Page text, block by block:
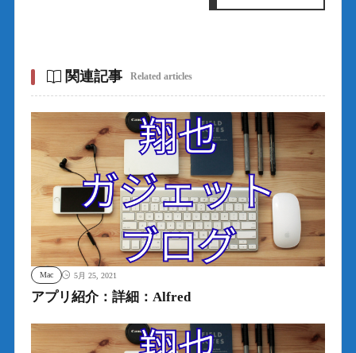
関連記事 Related articles
Mac 5月 25, 2021
アプリ紹介：詳細：Alfred